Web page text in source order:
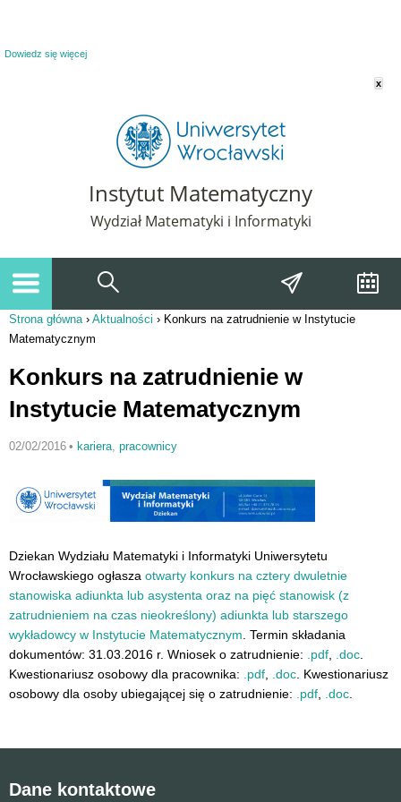
Dowiedz się więcej
x
Instytut Matematyczny
Wydział Matematyki i Informatyki
Jesteś tutaj
Strona główna› Aktualności › Konkurs na zatrudnienie w Instytucie
Matematycznym
Konkurs na zatrudnienie w
Instytucie Matematycznym
02/02/2016 • kariera, pracownicy
Dziekan Wydziału Matematyki i Informatyki Uniwersytetu
Wrocławskiego ogłasza otwarty konkurs na cztery dwuletnie
stanowiska adiunkta lub asystenta oraz na pięć stanowisk (z
zatrudnieniem na czas nieokreślony) adiunkta lub starszego
wykładowcy w Instytucie Matematycznym . Termin składania
dokumentów: 31.03.2016 r. Wniosek o zatrudnienie:
.pdf .doc
Kwestionariusz osobowy dla pracownika:
.pdf .doc . Kwestionariusz
osobowy dla osoby ubiegającej się o zatrudnienie:
.pdf .doc
Dane kontaktowe